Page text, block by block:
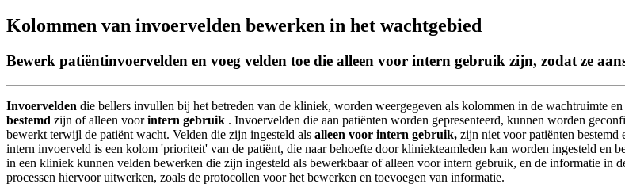
Kolommen van invoervelden bewerken in het wachtgebied
Bewerk patiëntinvoervelden en voeg velden toe die alleen voor intern gebruik zijn, zodat ze
Invoervelden die bellers invullen bij het betreden van de kliniek, worden weergegeven als kolommen in de wachtruimte en
bestemd zijn of alleen voor intern gebruik . Invoervelden die aan patiënten worden gepresenteerd, kunnen worden
bewerkt terwijl de patiënt wacht. Velden die zijn ingesteld als alleen voor intern gebruik, zijn niet voor patiënten bestemd
intern invoerveld is een kolom 'prioriteit' van de patiënt, die naar behoefte door kliniekteamleden kan worden ingesteld en
in een kliniek kunnen velden bewerken die zijn ingesteld als bewerkbaar of alleen voor intern gebruik, en de informatie in
processen hiervoor uitwerken, zoals de protocollen voor het bewerken en toevoegen van informatie.